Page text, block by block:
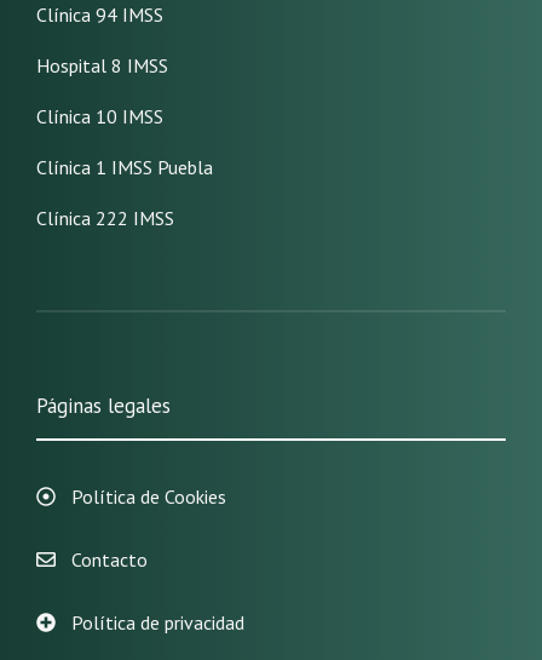
Clínica 94 IMSS
Hospital 8 IMSS
Clínica 10 IMSS
Clínica 1 IMSS Puebla
Clínica 222 IMSS
Páginas legales
Política de Cookies
Contacto
Política de privacidad